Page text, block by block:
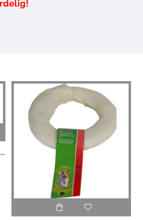
Hondensnack Geknoopte Kluif 20 cm - 5 stuks